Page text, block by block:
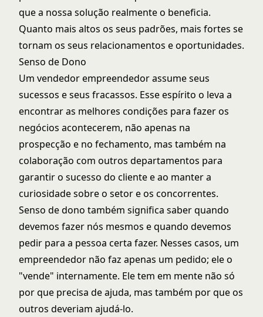
que a nossa solução realmente o beneficia.
Quanto mais altos os seus padrões, mais fortes se
tornam os seus relacionamentos e oportunidades.
Senso de Dono
Um vendedor empreendedor assume seus
sucessos e seus fracassos. Esse espírito o leva a
encontrar as melhores condições para fazer os
negócios acontecerem, não apenas na
prospecção e no fechamento, mas também na
colaboração com outros departamentos para
garantir o sucesso do cliente e ao manter a
curiosidade sobre o setor e os concorrentes.
Senso de dono também significa saber quando
devemos fazer nós mesmos e quando devemos
pedir para a pessoa certa fazer. Nesses casos, um
empreendedor não faz apenas um pedido; ele o
"vende" internamente. Ele tem em mente não só
por que precisa de ajuda, mas também por que os
outros deveriam ajudá-lo.